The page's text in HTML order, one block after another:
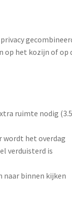
op het kozijn of op
ruimte nodig
wordt het overdag
verduisterd is
naar binnen kijken